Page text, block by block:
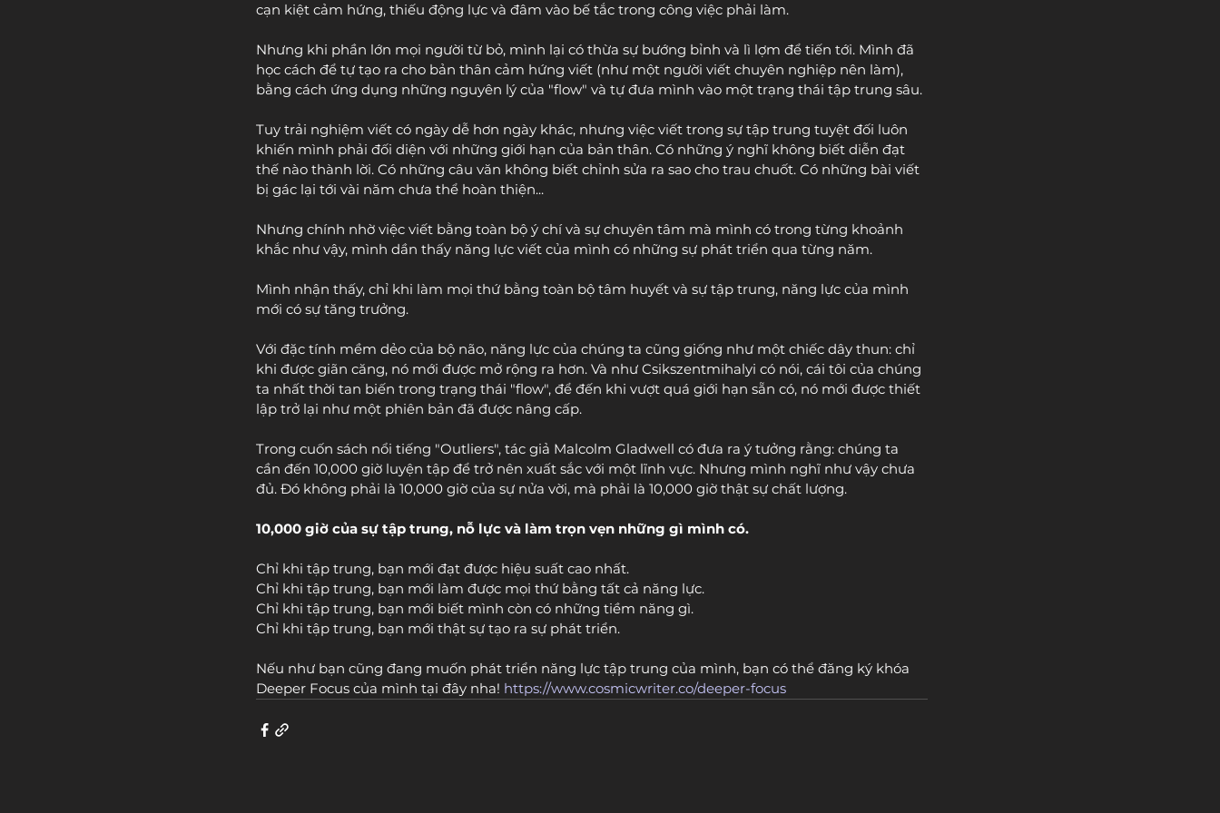
cạn kiệt cảm hứng, thiếu động lực và đâm vào bế tắc trong công việc phải làm.
Nhưng khi phần lớn mọi người từ bỏ, mình lại có thừa sự bướng bỉnh và lì lợm để tiến tới. Mình đã
học cách để tự tạo ra cho bản thân cảm hứng viết (như một người viết chuyên nghiệp nên làm),
bằng cách ứng dụng những nguyên lý của "flow" và tự đưa mình vào một trạng thái tập trung sâu.
Tuy trải nghiệm viết có ngày dễ hơn ngày khác, nhưng việc viết trong sự tập trung tuyệt đối luôn
khiến mình phải đối diện với những giới hạn của bản thân. Có những ý nghĩ không biết diễn đạt
thế nào thành lời. Có những câu văn không biết chỉnh sửa ra sao cho trau chuốt. Có những bài viết
bị gác lại tới vài năm chưa thể hoàn thiện...
Nhưng chính nhờ việc viết bằng toàn bộ ý chí và sự chuyên tâm mà mình có trong từng khoảnh
khắc như vậy, mình dần thấy năng lực viết của mình có những sự phát triển qua từng năm.
Mình nhận thấy, chỉ khi làm mọi thứ bằng toàn bộ tâm huyết và sự tập trung, năng lực của mình
mới có sự tăng trưởng.
Với đặc tính mềm dẻo của bộ não, năng lực của chúng ta cũng giống như một chiếc dây thun: chỉ
khi được giãn căng, nó mới được mở rộng ra hơn. Và như Csikszentmihalyi có nói, cái tôi của chúng
ta nhất thời tan biến trong trạng thái "flow", để đến khi vượt quá giới hạn sẵn có, nó mới được thiết
lập trở lại như một phiên bản đã được nâng cấp.
Trong cuốn sách nổi tiếng "Outliers", tác giả Malcolm Gladwell có đưa ra ý tưởng rằng: chúng ta
cần đến 10,000 giờ luyện tập để trở nên xuất sắc với một lĩnh vực. Nhưng mình nghĩ như vậy chưa
đủ. Đó không phải là 10,000 giờ của sự nửa vời, mà phải là 10,000 giờ thật sự chất lượng.
10,000 giờ của sự tập trung, nỗ lực và làm trọn vẹn những gì mình có.
Chỉ khi tập trung, bạn mới đạt được hiệu suất cao nhất.
Chỉ khi tập trung, bạn mới làm được mọi thứ bằng tất cả năng lực.
Chỉ khi tập trung, bạn mới biết mình còn có những tiềm năng gì.
Chỉ khi tập trung, bạn mới thật sự tạo ra sự phát triển.
Nếu như bạn cũng đang muốn phát triển năng lực tập trung của mình, bạn có thể đăng ký khóa
Deeper Focus của mình tại đây nha! https://www.cosmicwriter.co/deeper-focus